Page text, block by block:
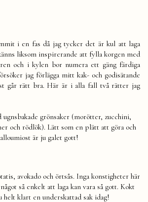
i en fas då jag tycker det är kul att laga
liksom inspirerande att fylla korgen med
och i kylen bor numera ett gäng färdiga
jag förlägga mitt kak- och godisätande
går rätt bra. Här är i alla fall två rätter jag
ugnsbakade grönsaker (morötter, zucchini,
och rödlök). Lätt som en plätt att göra och
är ju galet gott!
avokado och örtsås. Inga konstigheter här
så enkelt att laga kan vara så gott. Kokt
helt klart en underskattad sak idag!